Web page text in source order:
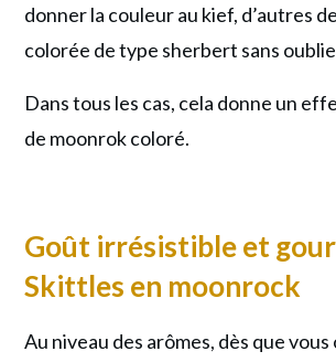
donner la couleur au kief, d’autres
colorée de type sherbert sans
Dans tous les cas, cela donne un
de moonrok coloré.
Goût irrésistible et
Skittles en moonrock
Au niveau des arômes, dès que vous